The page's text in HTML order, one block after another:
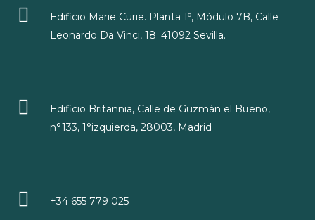
Edificio Marie Curie. Planta 1º, Módulo 7B, Calle
Leonardo Da Vinci, 18. 41092 Sevilla.
Edificio Britannia, Calle de Guzmán el Bueno,
n°133, 1°izquierda, 28003, Madrid
+34 655 779 025